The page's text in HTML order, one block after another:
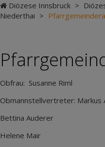
Diözese Innsbruck >
Niederthai >
Obfrau: Susanne Riml
Obmannstellvertreter: Markus
Bettina Auderer
Helene Mair